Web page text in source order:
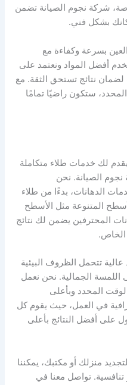
شركة نجوم الصيانة تضمن
بشكل فني.
بسرعة وكفاءة مع
أفضل المواد ونعتمد على
نتائج تستحق الثقة. مع
ستكون راضيًا تمامًا
لك خدمات طلاء متكاملة
نجوم الصيانة. نحن
الدهانات، بدءًا من طلاء
المتنوعة مثل الأسطح
المحترفين يضمن لك نتائج
الخاص.
تتحمل الظروف البيئية
اللمسة الجمالية. نحن نعمل
المحدد وبأعلى
في العمل، حيث يقوم كل
على أفضل النتائج بأعلى
منزلك أو مكتبك، يمكننا
تواصل معنا في